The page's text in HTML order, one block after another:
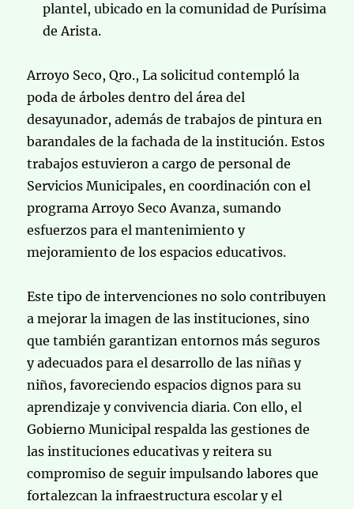
plantel, ubicado en la comunidad de Purísima
de Arista.
Arroyo Seco, Qro., La solicitud contempló la
poda de árboles dentro del área del
desayunador, además de trabajos de pintura en
barandales de la fachada de la institución. Estos
trabajos estuvieron a cargo de personal de
Servicios Municipales, en coordinación con el
programa Arroyo Seco Avanza, sumando
esfuerzos para el mantenimiento y
mejoramiento de los espacios educativos.
Este tipo de intervenciones no solo contribuyen
a mejorar la imagen de las instituciones, sino
que también garantizan entornos más seguros
y adecuados para el desarrollo de las niñas y
niños, favoreciendo espacios dignos para su
aprendizaje y convivencia diaria. Con ello, el
Gobierno Municipal respalda las gestiones de
las instituciones educativas y reitera su
compromiso de seguir impulsando labores que
fortalezcan la infraestructura escolar y el